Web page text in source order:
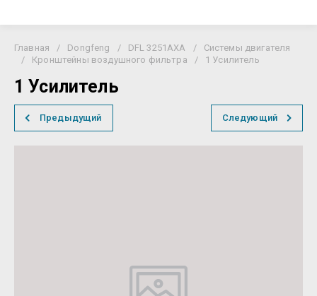
Главная / Dongfeng / DFL 3251AXA /
Системы двигателя
/
Кронштейны воздушного фильтра / 1 Усилитель
1 Усилитель
Предыдущий Следующий